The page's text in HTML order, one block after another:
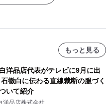
もっと見る
洋品店代表がテレビに9月に出
徹白に伝わる直線裁断の服づく
いて紹介
洋品店株式会社